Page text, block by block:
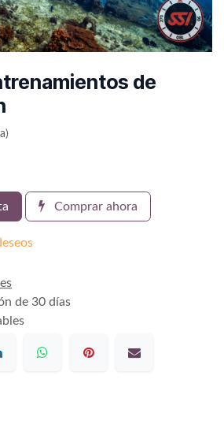
de
Comprar ahora
de 30 días